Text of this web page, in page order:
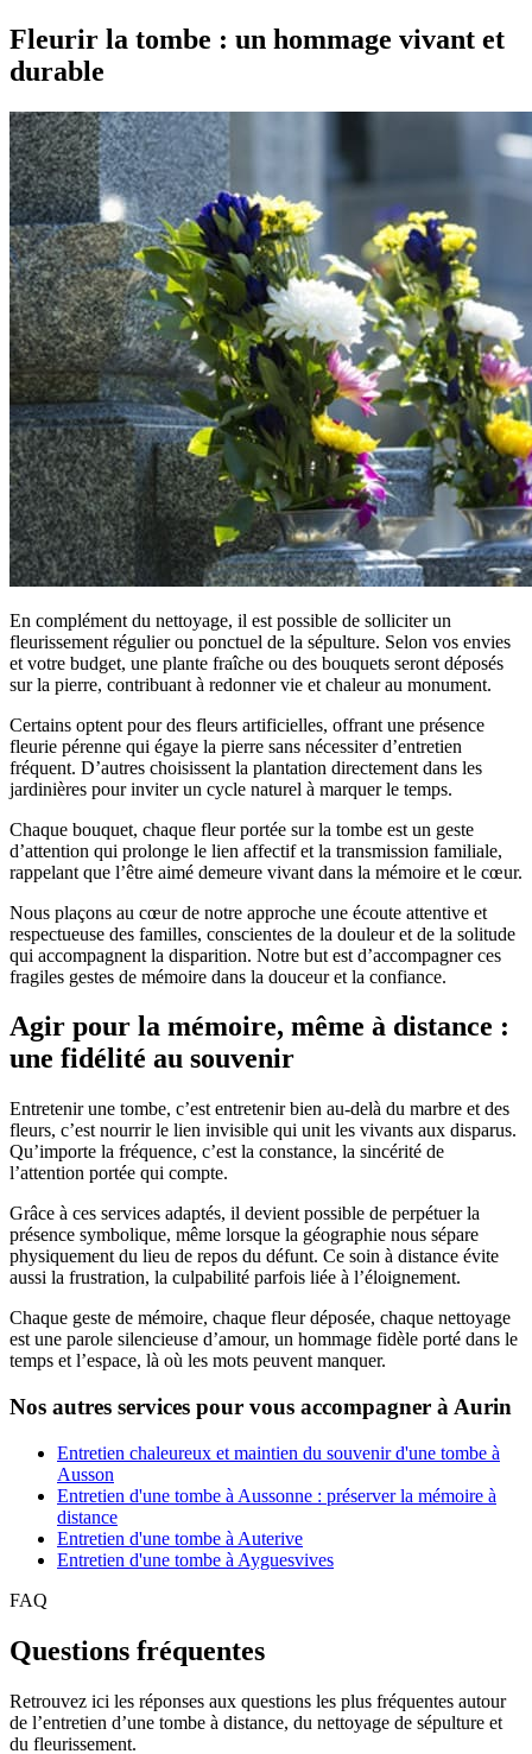
Fleurir la tombe : un hommage vivant et
durable
En complément du nettoyage, il est possible de solliciter un
fleurissement régulier ou ponctuel de la sépulture. Selon vos envies
et votre budget, une plante fraîche ou des bouquets seront déposés
sur la pierre, contribuant à redonner vie et chaleur au monument.
Certains optent pour des fleurs artificielles, offrant une présence
fleurie pérenne qui égaye la pierre sans nécessiter d’entretien
fréquent. D’autres choisissent la plantation directement dans les
jardinières pour inviter un cycle naturel à marquer le temps.
Chaque bouquet, chaque fleur portée sur la tombe est un geste
d’attention qui prolonge le lien affectif et la transmission familiale,
rappelant que l’être aimé demeure vivant dans la mémoire et le cœur.
Nous plaçons au cœur de notre approche une écoute attentive et
respectueuse des familles, conscientes de la douleur et de la solitude
qui accompagnent la disparition. Notre but est d’accompagner ces
fragiles gestes de mémoire dans la douceur et la confiance.
Agir pour la mémoire, même à distance :
une fidélité au souvenir
Entretenir une tombe, c’est entretenir bien au-delà du marbre et des
fleurs, c’est nourrir le lien invisible qui unit les vivants aux disparus.
Qu’importe la fréquence, c’est la constance, la sincérité de
l’attention portée qui compte.
Grâce à ces services adaptés, il devient possible de perpétuer la
présence symbolique, même lorsque la géographie nous sépare
physiquement du lieu de repos du défunt. Ce soin à distance évite
aussi la frustration, la culpabilité parfois liée à l’éloignement.
Chaque geste de mémoire, chaque fleur déposée, chaque nettoyage
est une parole silencieuse d’amour, un hommage fidèle porté dans le
temps et l’espace, là où les mots peuvent manquer.
Nos autres services pour vous accompagner à Aurin
Entretien chaleureux et maintien du souvenir d'une tombe à
Ausson
Entretien d'une tombe à Aussonne : préserver la mémoire à
distance
Entretien d'une tombe à Auterive
Entretien d'une tombe à Ayguesvives
FAQ
Questions fréquentes
Retrouvez ici les réponses aux questions les plus fréquentes autour
de l’entretien d’une tombe à distance, du nettoyage de sépulture et
du fleurissement.